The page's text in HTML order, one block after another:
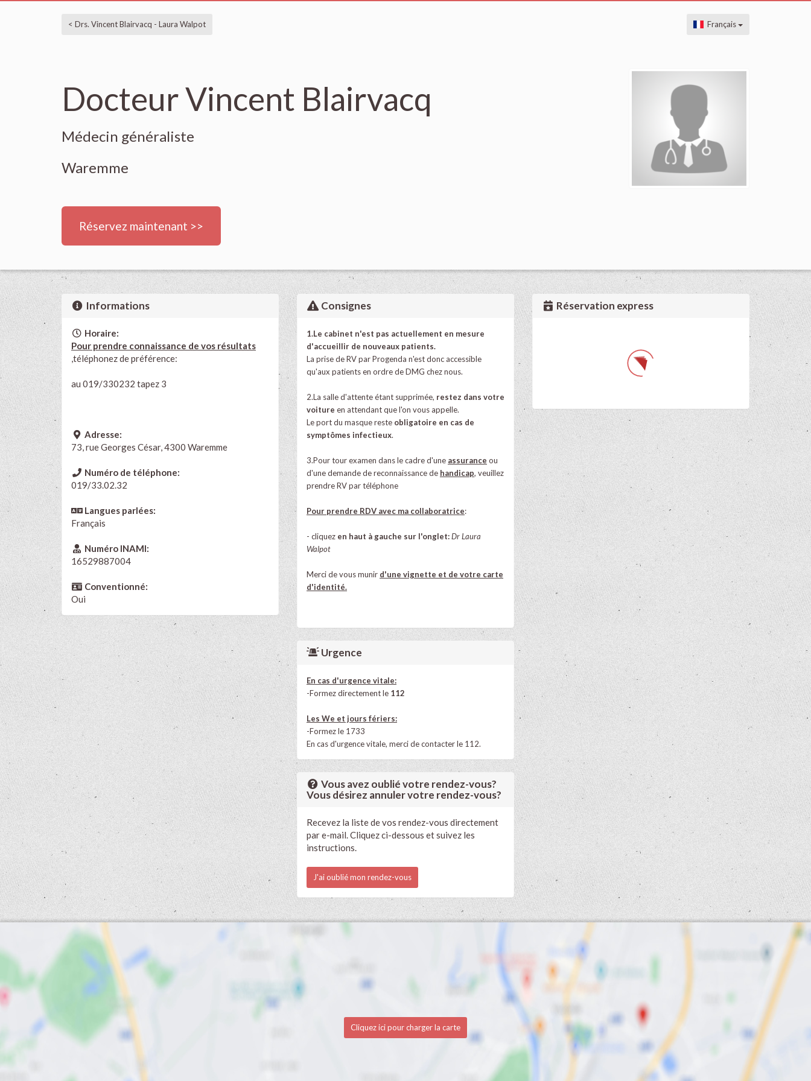
< Drs. Vincent Blairvacq - Laura Walpot Français
Docteur Vincent Blairvacq
Médecin généraliste
Waremme
Réservez maintenant >>
Informations
Horaire:
Pour prendre connaissance de vos résultats
,téléphonez de préférence:
au 019/330232 tapez 3
Adresse:
73, rue Georges César, 4300 Waremme
Numéro de téléphone:
019/33.02.32
Langues parlées:
Français
Numéro INAMI:
16529887004
Conventionné:
Oui
Consignes
1.Le cabinet n'est pas actuellement en mesure
d'accueillir de nouveaux patients.
La prise de RV par Progenda n'est donc accessible
qu'aux patients en ordre de DMG chez nous.
2.La salle d'attente étant supprimée, restez dans votre
voiture en attendant que l'on vous appelle.
Le port du masque reste obligatoire en cas de
symptômes infectieux.
3.Pour tour examen dans le cadre d'une assurance ou
d'une demande de reconnaissance de handicap, veuillez
prendre RV par téléphone
Pour prendre RDV avec ma collaboratrice:
- cliquez en haut à gauche sur l'onglet:Dr Laura
Walpot
Merci de vous munir d'une vignette et de votre carte
d'identité.
Urgence
En cas d'urgence vitale:
-Formez directement le 112
Les We et jours fériers:
-Formez le 1733
En cas d'urgence vitale, merci de contacter le 112.
Vous avez oublié votre rendez-vous?
Vous désirez annuler votre rendez-vous?
Recevez la liste de vos rendez-vous directement
par e-mail. Cliquez ci-dessous et suivez les
instructions.
J'ai oublié mon rendez-vous
Réservation express
Cliquez ici pour charger la carte